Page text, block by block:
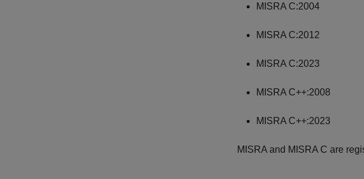
MISRA C:2004
MISRA C:2012
MISRA C:2023
MISRA C++:2008
MISRA C++:2023
MISRA and MISRA C are